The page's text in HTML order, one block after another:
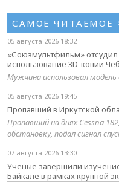
САМОЕ ЧИТАЕМОЕ
05 августа 2026 18:32
«Союзмультфильм» отсудил
использование 3D-копии
Мужчина использовал модель
05 августа 2026 19:45
Пропавший в Иркутской
Пропавший на днях Cessna
обстановку, подал сигнал
07 августа 2026 13:30
Учёные завершили
Байкале в рамках крупной